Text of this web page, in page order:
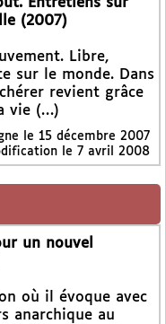
(2007)
Libre,
sur le monde. Dans
revient grâce
vie (…)
le 15 décembre 2007
le 7 avril 2008
un nouvel
où il évoque avec
anarchique au